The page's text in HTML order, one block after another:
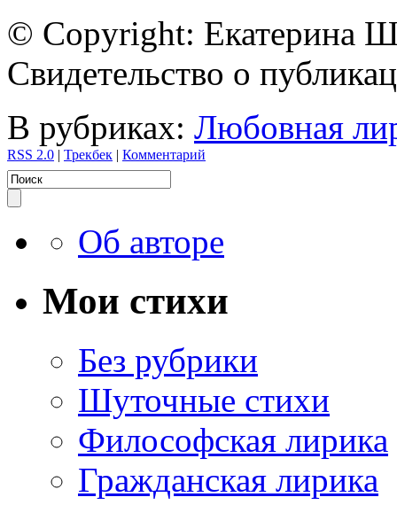
© Copyright: Екатерина
Свидетельство о
В рубриках: Любовная
RSS 2.0 | Трекбек | Комментарий
Об авторе
Мои стихи
Без рубрики
Шуточные стихи
Философская лирика
Гражданская лирика